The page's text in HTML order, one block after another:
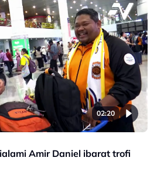
02:20
Amir Daniel ibarat trofi